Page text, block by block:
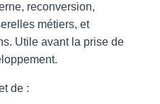
reconversion,
métiers, et
Utile avant la prise de
de :